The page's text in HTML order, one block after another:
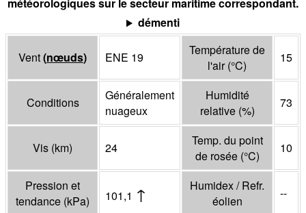
météorologiques sur le secteur maritime correspondant.
démenti
Vent(nœuds) ENE 19
Température de
l'air(°C)
15
Conditions
Généralement
nuageux
Humidité
relative (%)
73
Vis (km) 24
Temp. du point
de rosée (°C)
10
Pression et
tendance (kPa) 101,1 ↑
Humidex / Refr.
éolien
--